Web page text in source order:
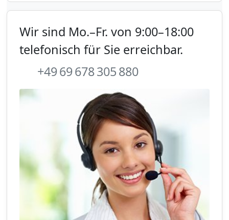
Wir sind Mo.–Fr. von 9:00–18:00
telefonisch für Sie erreichbar.
+49 69 678 305 880